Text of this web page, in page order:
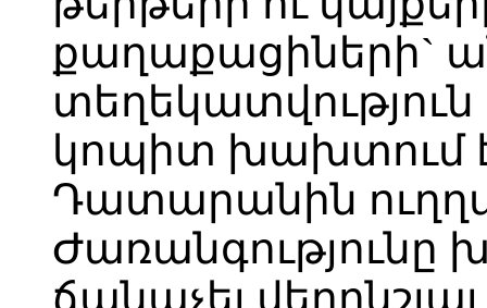
քաղաքացիների`
կոպիտ խախտում
Դատարանին
Ժառանգությունը
ճանաչել